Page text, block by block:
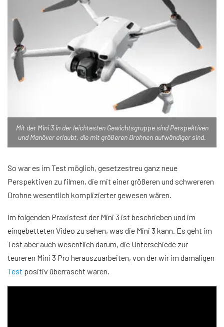
Mit der Mini 3 in der leichtesten Gewichtsgruppe sind Perspektiven
und Manöver erlaubt, die mit größeren Drohnen aufwändiger sind.
So war es im Test möglich, gesetzestreu ganz neue
Perspektiven zu filmen, die mit einer größeren und schwereren
Drohne wesentlich komplizierter gewesen wären.
Im folgenden Praxistest der Mini 3 ist beschrieben und im
eingebetteten Video zu sehen, was die Mini 3 kann. Es geht im
Test aber auch wesentlich darum, die Unterschiede zur
teureren Mini 3 Pro herauszuarbeiten, von der wir im damaligen
Test positiv überrascht waren.